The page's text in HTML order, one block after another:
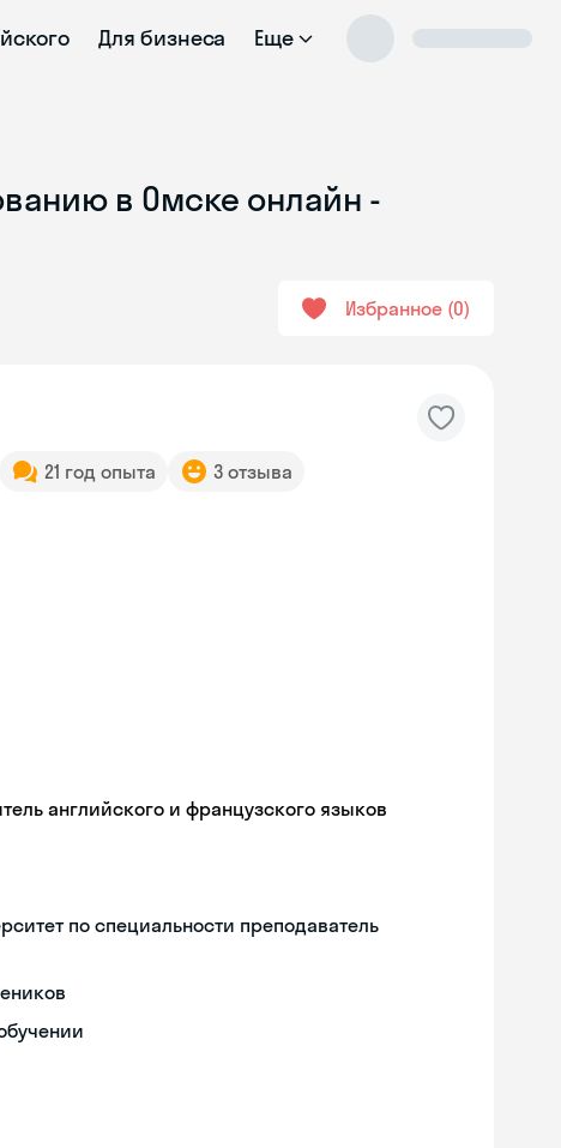
Для бизнеса Еще
в Омске онлайн -
Избранное 0
21 год опыта 3 отзыва
английского и французского языков
по специальности преподаватель